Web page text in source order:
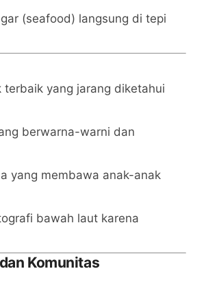
(seafood) langsung di tepi
yang jarang diketahui
berwarna-warni dan
yang membawa anak-anak
bawah laut karena
Komunitas